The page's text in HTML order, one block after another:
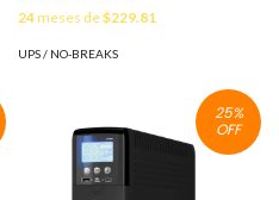
24meses de$229.81
UPS / NO-BREAKS
25%
OFF